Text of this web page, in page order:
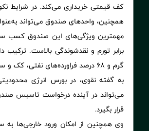
همچنین، واحدهای صندوق می‌تواند
مهمترین ویژگی‌های این صندوق کسب
گرم و 68 درصد فراورده‌های نفتی، کک و سوخت هسته‌ای است.
به گفته نقوی، در بورس انرژی
می‌تواند در آینده درخواست تاسیس
قرار بگیرد.
وی همچنین از امکان ورود خارجی‌ها